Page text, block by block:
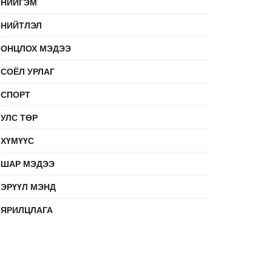
НИЙТЛЭЛ
ОНЦЛОХ МЭДЭЭ
СОЁЛ УРЛАГ
СПОРТ
УЛС ТӨР
ХҮМҮҮС
ШАР МЭДЭЭ
ЭРҮҮЛ МЭНД
ЯРИЛЦЛАГА